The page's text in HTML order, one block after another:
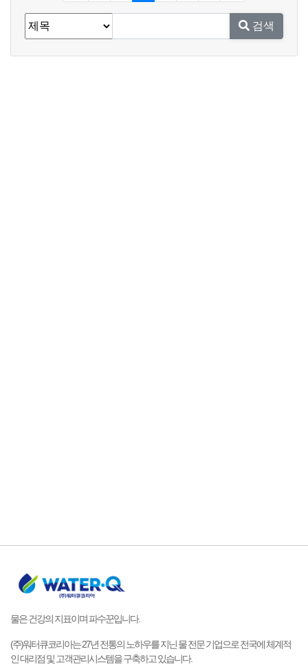
검색
물은 건강의 지표이며 파수꾼입니다.
(주)워터큐코리아는 27년 전통의 노하우를 지닌 물 전문 기업으로 전국에 체계적
인 대리점 및 고객관리시스템을 구축하고 있습니다.